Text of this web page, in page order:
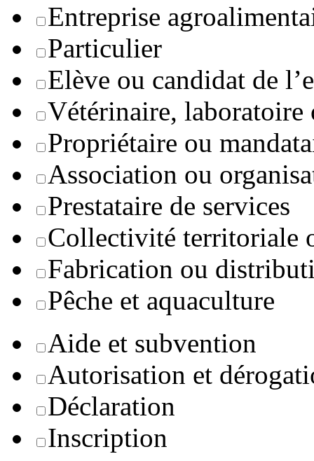
Entreprise
Particulier
Elève ou candidat de
Vétérinaire, laboratoire
Propriétaire ou
Association ou
Prestataire de services
Collectivité territoriale
Fabrication ou
Pêche et aquaculture
Aide et subvention
Autorisation et
Déclaration
Inscription